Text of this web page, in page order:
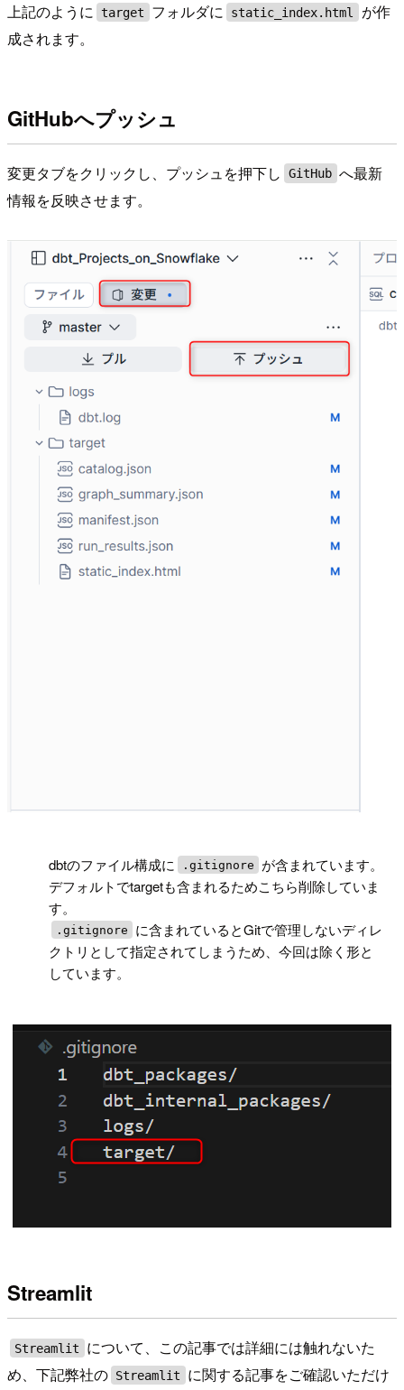
上記のように target フォルダに static_index.html
が作
成されます。
GitHubへプッシュ
変更タブをクリックし、プッシュを押下し GitHub へ最新
情報を反映させます。
dbtのファイル構成に .gitignore
が含まれています。
デフォルトでtargetも含まれるためこちら削除していま
す。
.gitignore
に含まれているとGitで管理しないディレ
クトリとして指定されてしまうため、今回は除く形と
しています。
Streamlit
Streamlit
について、この記事では詳細には触れないた
め、下記弊社の Streamlit
に関する記事をご確認いただけ